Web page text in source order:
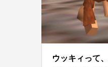
ウッキィって